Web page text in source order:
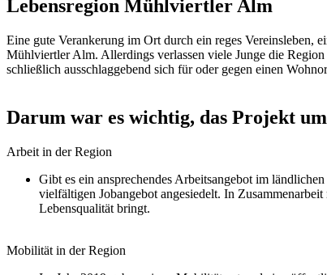
Lebensregion Mühlviertler Alm
Eine gute Verankerung im Ort durch ein reges Vereinsleben,
Mühlviertler Alm. Allerdings verlassen viele Junge die
schließlich ausschlaggebend sich für oder gegen einen
Darum war es wichtig, das Projekt
Arbeit in der Region
Gibt es ein ansprechendes Arbeitsangebot im
vielfältigen Jobangebot angesiedelt. In
Lebensqualität bringt.
Mobilität in der Region